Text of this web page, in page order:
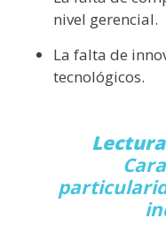
nivel gerencial.
La falta de
tecnológicos.